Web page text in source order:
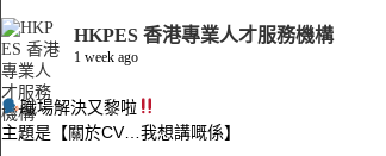
HKPES 香港專業人才服務機構
1 week ago
職場解決又黎啦
主題是【關於CV…我想講嘅係】